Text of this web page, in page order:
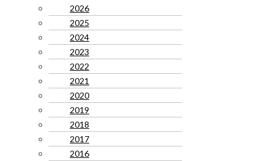
2026
2025
2024
2023
2022
2021
2020
2019
2018
2017
2016